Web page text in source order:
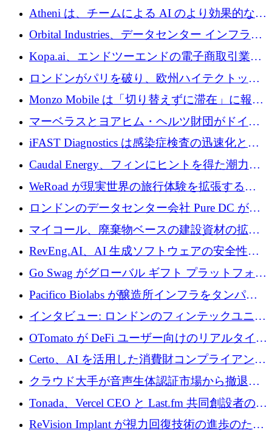
目を向けているため、InRentoの資金調達額は
1億ユーロを突破
Atheni は、チームによる AI のより効果的な使
用を支援するために 35 万ポンドを確保
Orbital Industries、データセンター インフラス
トラクチャ システムの拡張に 5,000 万ドルを
確保
Kopa.ai、エンドツーエンドの電子商取引業務
用の AI エージェントを構築するために 200
万ユーロを調達
ロンドンがパリを破り、欧州ハイテクトップ
の座を奪還
Monzo Mobile は「切り替えずに滞在」に報酬
を与える
マーベラスとヨアヒム・ヘルツ財団がドイツ
の商業化ギャップを埋めるために2,000万ユー
ロのディープテック基金を立ち上げる
iFAST Diagnostics は感染症検査の迅速化と抗
菌薬耐性への取り組みに 500 万ポンドを寄付
Caudal Energy、フィンにヒントを得た潮力発
電技術の規模拡大に向けて 430 万ポンドを調
WeRoad が現実世界の旅行体験を拡張するた
めに 5,800 万ドルを獲得
ロンドンのデータセンター会社 Pure DC が欧
州と中東の拡張に 27 億ドルを確保
マイコール、廃棄物ベースの建設資材の拡大
に400万ポンドを投資
RevEng.AI、AI 生成ソフトウェアの安全性を
確保するために 1,500 万ドルを調達
Go Swag がグローバル ギフト プラットフォー
ムを拡大するために 500 万ドルを調達
Pacifico Biolabs が醸造所インフラをタンパク
質生産に転換するために 700 万ユーロを調達
インタビュー: ロンドンのフィンテックユニコ
ーン Tide の CEO、オリバー・プリル氏
OTomato が DeFi ユーザー向けのリアルタイム
インテリジェンス レイヤーを構築するために
Improbable から 200 万ドルを調達
Certo、AI を活用した消費財コンプライアンス
プラットフォームのために 400 万ドルを調達
クラウド大手が音声生体認証市場から撤退す
るなか、Voxmindが54万6,000ポンドのプレシ
ード資金を調達
Tonada、Vercel CEO と Last.fm 共同創設者の支
援を受けてステルス撤退
ReVision Implant が視力回復技術の進歩のため